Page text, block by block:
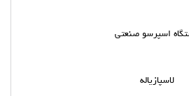
اسپرسو صنعتی
لاسپازیاله